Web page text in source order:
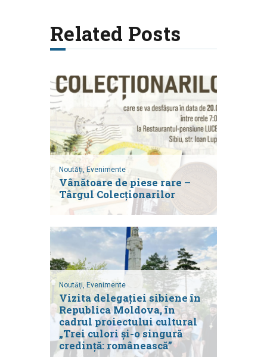
Related Posts
Noutăți, Evenimente
Vânătoare de piese rare –
Târgul Colecționarilor
Noutăți, Evenimente
Vizita delegației sibiene în
Republica Moldova, în
cadrul proiectului cultural
„Trei culori și-o singură
credință: românească”